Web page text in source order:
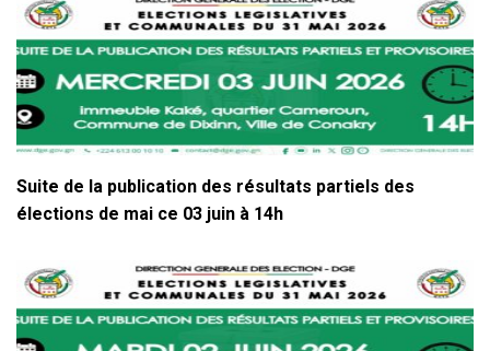
Suite de la publication des résultats partiels des
élections de mai ce 03 juin à 14h